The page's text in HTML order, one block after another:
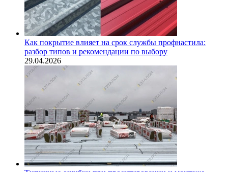
Как покрытие влияет на срок службы профнастила:
разбор типов и рекомендации по выбору
29.04.2026